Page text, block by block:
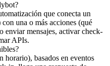
que conecta un
una o más acciones (qué
enviar mensajes, activar check-
APIs.
horario), basados en eventos